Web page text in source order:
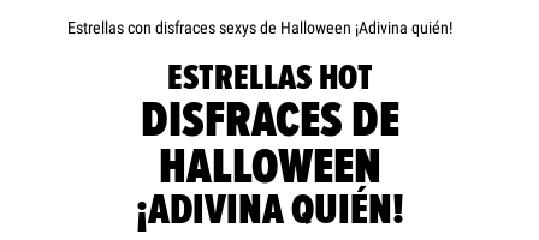
Estrellas con disfraces sexys de Halloween ¡Adivina quién!
ESTRELLAS HOT
DISFRACES DE
HALLOWEEN
¡ADIVINA QUIÉN!